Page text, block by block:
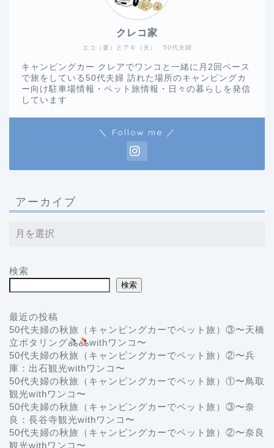
エコ（妻）とアキ（夫） 50代夫婦
クレコ家
キャンピングカー クレアでワンコと一緒に月2回ペース
で旅をしている50代夫婦 訪れた場所のキャンピングカ
ー向け駐車場情報・ペット旅情報・日々の暮らしを発信
しています
＼ Follow me ／
アーカイブ
検索
検索
最近の投稿
50代夫婦の秋旅（キャンピングカーでペット旅）③〜天橋
立ポタリング
withワンコ〜
50代夫婦の秋旅（キャンピングカーでペット旅）②〜兵
庫：出石観光withワンコ〜
50代夫婦の秋旅（キャンピングカーでペット旅）①〜鳥取
観光withワンコ〜
50代夫婦の秋旅（キャンピングカーでペット旅）③〜奈
良：長谷寺観光withワンコ〜
50代夫婦の秋旅（キャンピングカーでペット旅）②〜奈良
観光withワンコ〜